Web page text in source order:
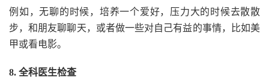
例如，无聊的时候，培养一个爱好，压力大的时候去散散
步，和朋友聊聊天，或者做一些对自己有益的事情，比如美
甲或看电影。
8. 全科医生检查